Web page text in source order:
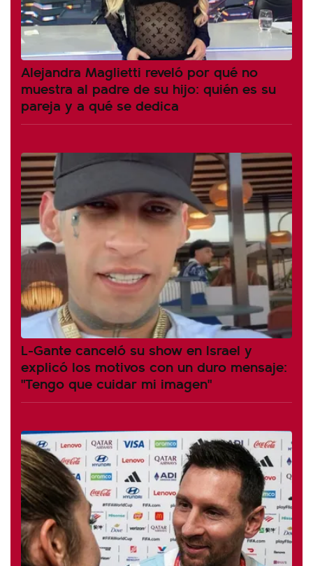
Alejandra Maglietti reveló por qué no
muestra al padre de su hijo: quién es su
pareja y a qué se dedica
L-Gante canceló su show en Israel y
explicó los motivos con un duro mensaje:
"Tengo que cuidar mi imagen"